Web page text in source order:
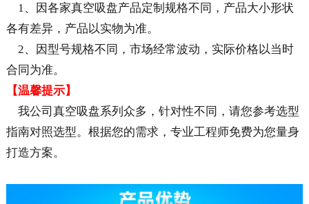
1、因各家真空吸盘产品定制规格不同，产品大小形状
各有差异，产品以实物为准。
2、因型号规格不同，市场经常波动，实际价格以当时
合同为准。
【温馨提示】
我公司真空吸盘系列众多，针对性不同，请您参考选型
指南对照选型。根据您的需求，专业工程师免费为您量身
打造方案。